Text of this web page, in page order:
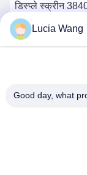
डिस्प्ले स्क्रीन
1920Hz
सबसे अच्छी
Lucia Wang
Good day, what